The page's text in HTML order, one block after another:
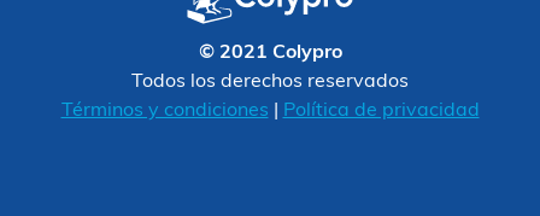
© 2021 Colypro
Todos los derechos reservados
Términos y condiciones
Política de privacidad